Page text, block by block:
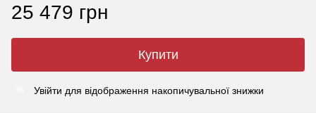
25 479 грн
Купити
Увійти для відображення накопичувальної знижки